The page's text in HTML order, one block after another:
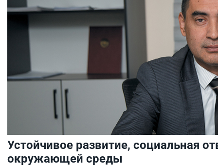
Устойчивое развитие, социальная
окружающей среды